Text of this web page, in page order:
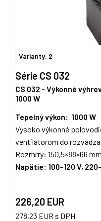
Varianty: 2
Série CS 032
CS 032 - Výkonné
1000 W
Tepelný výkon: 1000 W
Vysoko výkonné
ventilátorom do
Rozmrry: 150,5×88×66 mm
Napätie: 100-120 V,
226,20 EUR
278,23 EUR s DPH